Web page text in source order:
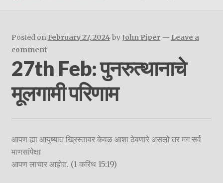
On Sale
Hindi Study Bible
Upcoming Books
Posted on February 27, 2024 by John Piper — Leave a
comment
27th Feb: पुनरुत्थानाचे
मूलगामी परिणाम
आपण ह्या आयुष्यात ख्रिस्तावर केवळ आशा ठेवणारे असलो तर मग सर्व
माणसांपेक्षा
आपण लाचार आहोत. (1 करिंथ 15:19)